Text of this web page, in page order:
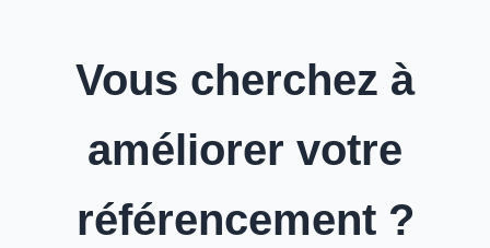
Vous cherchez à
améliorer votre
référencement ?